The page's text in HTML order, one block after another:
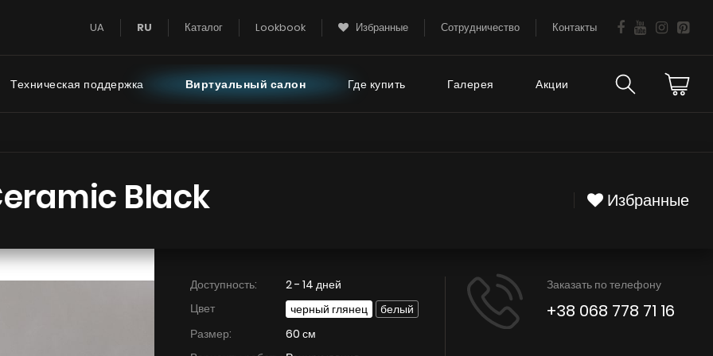
UA RU Каталог Lookbook Избранные Сотрудничество Контакты
Super Silent
Дом
на крыше
Кухня
турбиной за пределами
Техническая поддержка
FAQ - часто задаваемые
УВИДЕТЬ ВСЕ
Техническая
Советы
Сервис
Виртуальный салон Где купить Галерея Акции
Black Избранные
Доступность:
2 - 14 дней
Цвет
черный глянец
белый
Размер:
60 см
Заказать по телефону
+38 068 778 71 16